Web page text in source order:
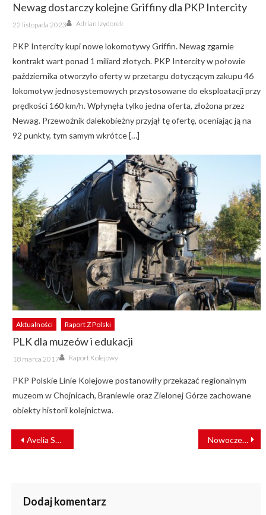
Newag dostarczy kolejne Griffiny dla PKP Intercity
Posted
on
22 listopada 2023 Author
Adrian Izydorek
PKP Intercity kupi nowe lokomotywy Griffin. Newag zgarnie
kontrakt wart ponad 1 miliard złotych. PKP Intercity w połowie
października otworzyło oferty w przetargu dotyczącym zakupu 46
lokomotyw jednosystemowych przystosowane do eksploatacji przy
prędkości 160 km/h. Wpłynęła tylko jedna oferta, złożona przez
Newag. Przewoźnik dalekobieżny przyjął tę ofertę, oceniając ją na
92 punkty, tym samym wkrótce […]
Aktualności Raport Z Polski
PLK dla muzeów i edukacji
Posted
on
18 marca 2017 Author
Raport Kolejowy
PKP Polskie Linie Kolejowe postanowiły przekazać regionalnym
muzeom w Chojnicach, Braniewie oraz Zielonej Górze zachowane
obiekty historii kolejnictwa.
NAWIGACJA
WPISU
Avelia Stream – szybka kolej przyszłości od Alstom Nowoczesne wagony PKP Intercity już na polskich trasach
Dodaj komentarz